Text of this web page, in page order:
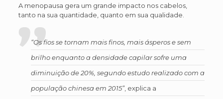
A menopausa gera um grande impacto nos cabelos,
tanto na sua quantidade, quanto em sua qualidade.
“Os fios se tornam mais finos, mais ásperos e sem
brilho enquanto a densidade capilar sofre uma
diminuição de 20%, segundo estudo realizado com a
população chinesa em 2015”, explica a